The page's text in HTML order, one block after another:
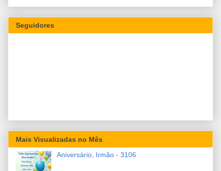
Seguidores
Mais Visualizadas no Mês
Aniversário, Irmão - 3106